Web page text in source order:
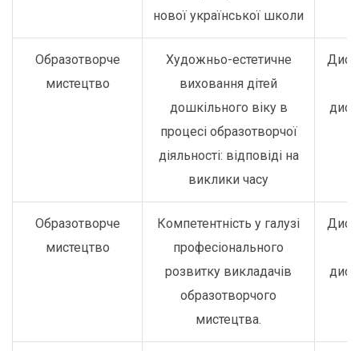
нової української школи
Образотворче
мистецтво
Художньо-естетичне
виховання дітей
дошкільного віку в
процесі образотворчої
діяльності: відповіді на
виклики часу
Образотворче
мистецтво
Компетентність у галузі
професіонального
розвитку викладачів
образотворчого
мистецтва.